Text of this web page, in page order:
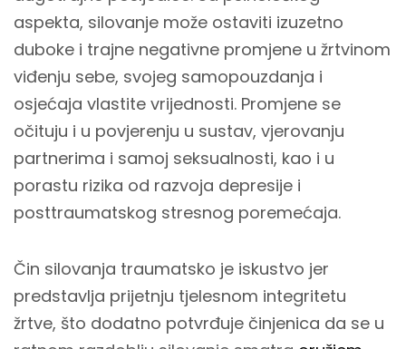
aspekta, silovanje može ostaviti izuzetno
duboke i trajne negativne promjene u žrtvinom
viđenju sebe, svojeg samopouzdanja i
osjećaja vlastite vrijednosti. Promjene se
očituju i u povjerenju u sustav, vjerovanju
partnerima i samoj seksualnosti, kao i u
porastu rizika od razvoja depresije i
posttraumatskog stresnog poremećaja.
Čin silovanja traumatsko je iskustvo jer
predstavlja prijetnju tjelesnom integritetu
žrtve, što dodatno potvrđuje činjenica da se u